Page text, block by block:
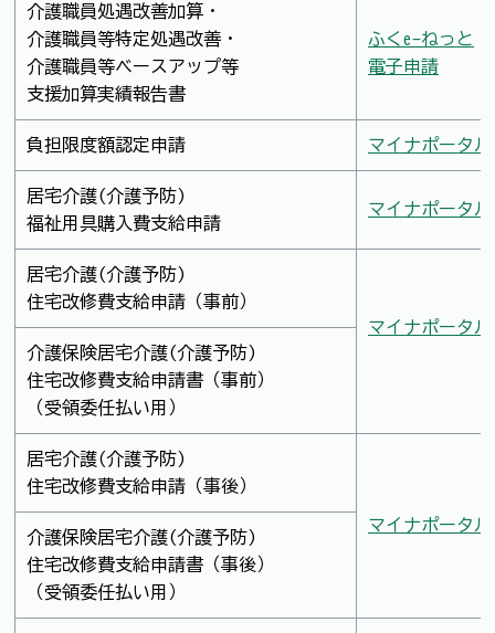
介護職員処遇改善加算・
介護職員等特定処遇改善・
介護職員等ベースアップ等
支援加算実績報告書
ふくe-ねっと
電子申請
負担限度額認定申請 マイナポータル
居宅介護(介護予防)
福祉用具購入費支給申請
マイナポータル
居宅介護(介護予防)
住宅改修費支給申請（事前）
マイナポータル
介護保険居宅介護(介護予防)
住宅改修費支給申請書（事前）
（受領委任払い用）
居宅介護(介護予防)
住宅改修費支給申請（事後）
マイナポータル
介護保険居宅介護(介護予防)
住宅改修費支給申請書（事後）
（受領委任払い用）